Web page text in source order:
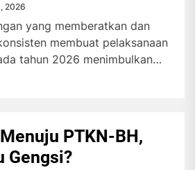
2026
yang memberatkan dan
membuat pelaksanaan
tahun 2026 menimbulkan
PTKN-BH,
Gengsi?